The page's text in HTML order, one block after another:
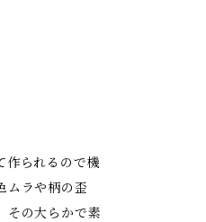
作られるので機
ムラや柄の歪
その大らかで素